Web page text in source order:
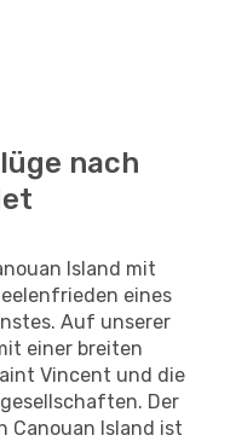
nach
Island mit
eines
Auf unserer
einer breiten
Vincent und die
Der
Canouan Island ist